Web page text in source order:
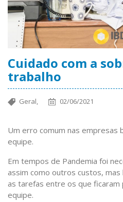
Cuidado com a
trabalho
Geral, 02/06/2021
Um erro comum nas empresas
equipe.
Em tempos de Pandemia foi
assim como outros custos,
as tarefas entre os que ficaram
equipe.